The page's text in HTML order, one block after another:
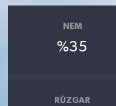
NEM
%35
RÜZGAR